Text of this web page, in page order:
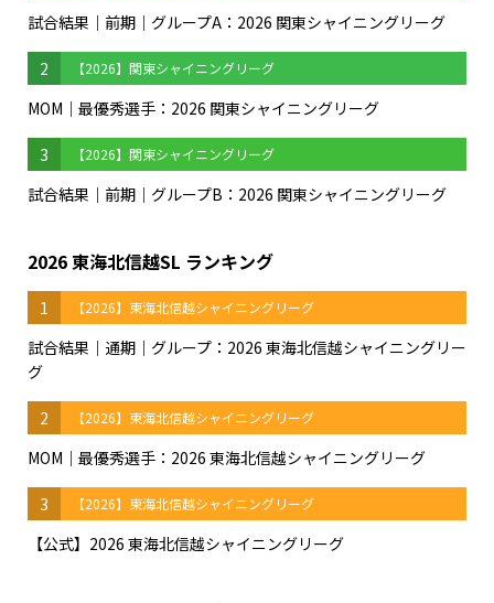
試合結果｜前期｜グループA：2026 関東シャイニングリーグ
2 【2026】関東シャイニングリーグ
MOM｜最優秀選手：2026 関東シャイニングリーグ
3 【2026】関東シャイニングリーグ
試合結果｜前期｜グループB：2026 関東シャイニングリーグ
2026 東海北信越SL ランキング
1 【2026】東海北信越シャイニングリーグ
試合結果｜通期｜グループ：2026 東海北信越シャイニングリー
グ
2 【2026】東海北信越シャイニングリーグ
MOM｜最優秀選手：2026 東海北信越シャイニングリーグ
3 【2026】東海北信越シャイニングリーグ
【公式】2026 東海北信越シャイニングリーグ